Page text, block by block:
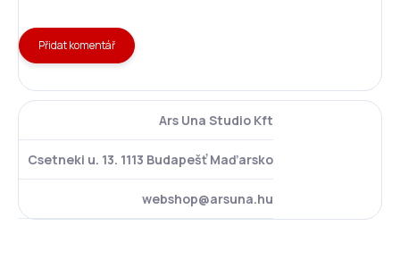
Přidat komentář
Ars Una Studio Kft
Csetneki u. 13. 1113 Budapešť Maďarsko
webshop@arsuna.hu